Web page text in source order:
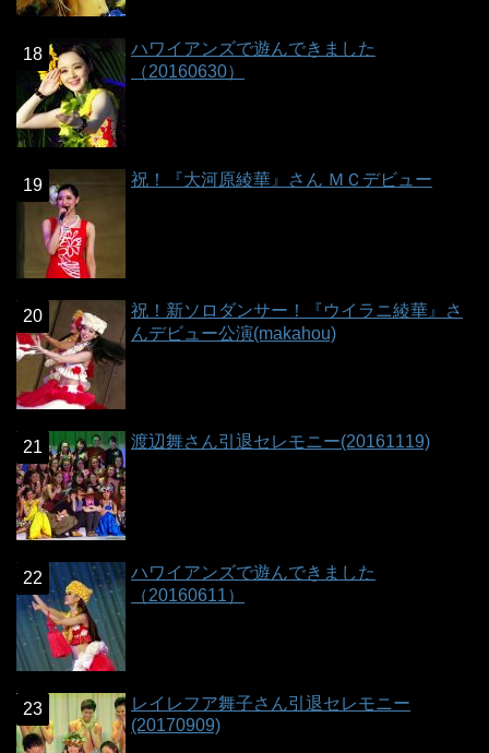
ハワイアンズで遊んできました
（20160630）
祝！『大河原綾華』さん ＭＣデビュー
祝！新ソロダンサー！『ウイラニ綾華』さ
んデビュー公演(makahou)
渡辺舞さん引退セレモニー(20161119)
ハワイアンズで遊んできました
（20160611）
レイレフア舞子さん引退セレモニー
(20170909)